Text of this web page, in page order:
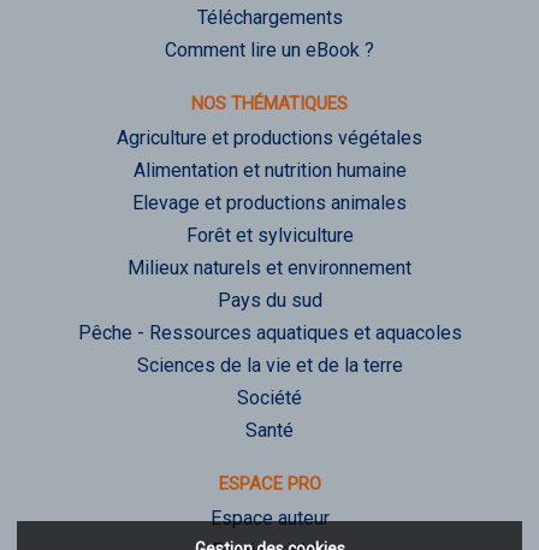
Téléchargements
Comment lire un eBook ?
NOS THÉMATIQUES
Agriculture et productions végétales
Alimentation et nutrition humaine
Elevage et productions animales
Forêt et sylviculture
Milieux naturels et environnement
Pays du sud
Pêche - Ressources aquatiques et aquacoles
Sciences de la vie et de la terre
Société
Santé
ESPACE PRO
Espace auteur